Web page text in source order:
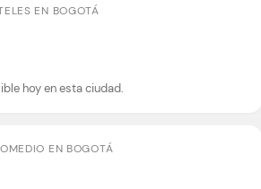
EN BOGOTÁ
hoy en esta ciudad.
EN BOGOTÁ